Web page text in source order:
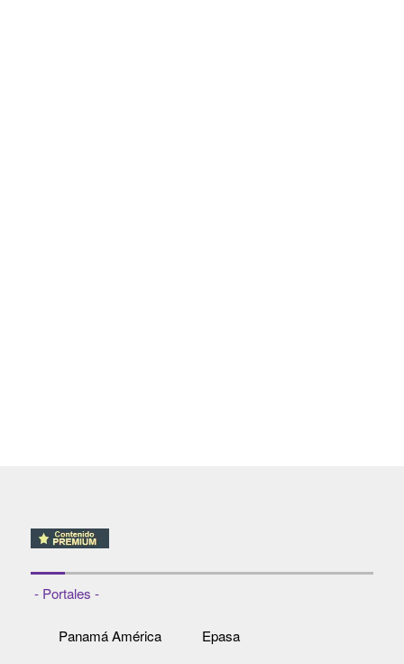
- Portales -
Panamá América Epasa